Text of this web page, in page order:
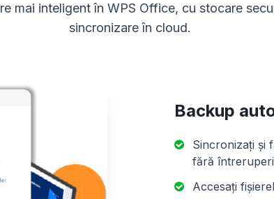
mai inteligent în WPS Office, cu stocare
sincronizare în cloud.
Backup
Sincronizați și
fără
Accesați